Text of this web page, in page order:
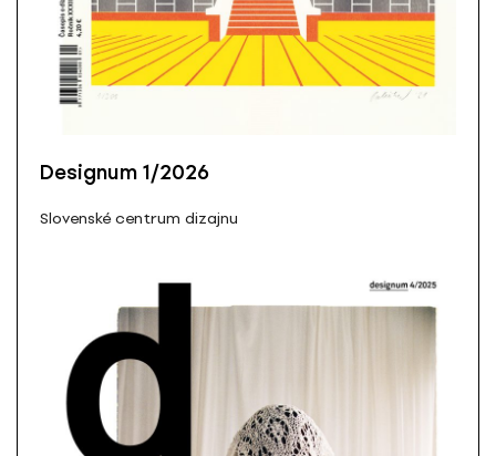
Designum 1/2026
Slovenské centrum dizajnu